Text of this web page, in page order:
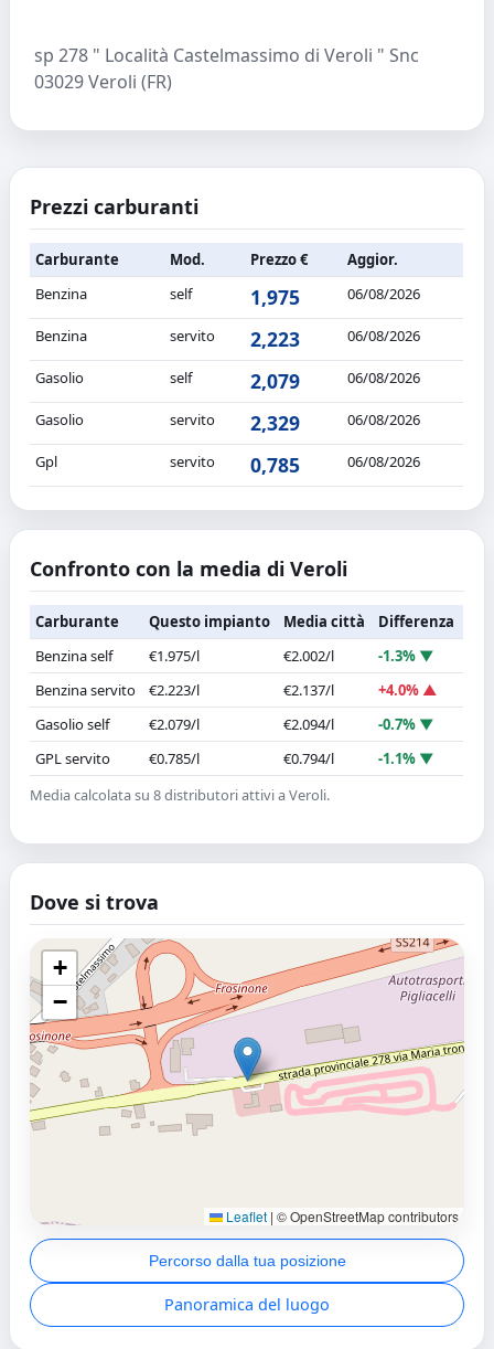
sp 278 " Località Castelmassimo di Veroli " Snc
03029 Veroli (FR)
Prezzi carburanti
Carburante Mod. Prezzo €
Aggior.
Benzina
self 1,975 06/08/2026
Benzina servito 2,223 06/08/2026
Gasolio self 2,079 06/08/2026
Gasolio servito 2,329 06/08/2026
Gpl servito 0,785 06/08/2026
Confronto con la media di Veroli
Carburante Questo impianto Media città
Differenza
Benzina self
€1.975/l €2.002/l
-1.3% ▼
Benzina servito
€2.223/l €2.137/l
+4.0% ▲
Gasolio self
€2.079/l €2.094/l
-0.7% ▼
GPL servito
€0.785/l €0.794/l
-1.1% ▼
Media calcolata su 8 distributori attivi a Veroli.
Dove si trova
+
−
Leaflet | © OpenStreetMap contributors
Percorso dalla tua posizione
Panoramica del luogo